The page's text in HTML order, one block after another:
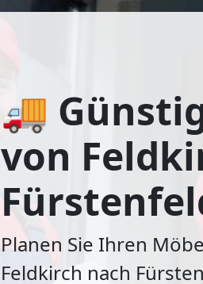
🚚
von
Planen Sie Ihren
Feldkirch nach